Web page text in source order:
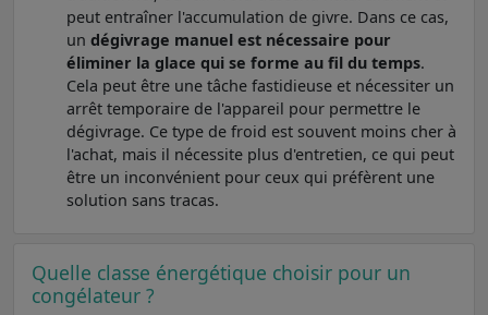
peut entraîner l'accumulation de givre. Dans ce cas,
un dégivrage manuel est nécessaire pour
éliminer la glace qui se forme au fil du temps.
Cela peut être une tâche fastidieuse et nécessiter un
arrêt temporaire de l'appareil pour permettre le
dégivrage. Ce type de froid est souvent moins cher à
l'achat, mais il nécessite plus d'entretien, ce qui peut
être un inconvénient pour ceux qui préfèrent une
solution sans tracas.
Quelle classe énergétique choisir pour un
congélateur ?